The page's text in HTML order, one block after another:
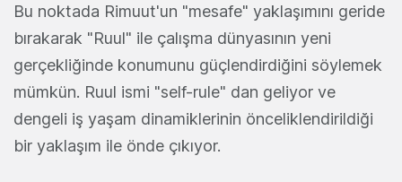
Bu noktada Rimuut'un "mesafe" yaklaşımını geride
bırakarak "Ruul" ile çalışma dünyasının yeni
gerçekliğinde konumunu güçlendirdiğini söylemek
mümkün. Ruul ismi "self-rule" dan geliyor ve
dengeli iş yaşam dinamiklerinin önceliklendirildiği
bir yaklaşım ile önde çıkıyor.